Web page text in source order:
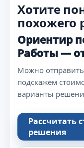
Хотите
похожего
Ориентир
Работы —
Можно
подскажем
варианты
Рассчитать
решения